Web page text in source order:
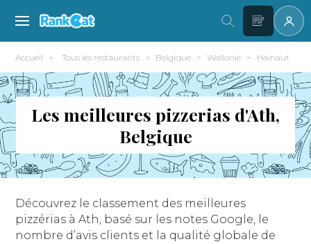
Accueil Tous les restaurants Belgique Wallonie Hainaut
Les meilleures pizzerias d'Ath,
Belgique
Découvrez le classement des meilleures
pizzérias à Ath, basé sur les notes Google, le
nombre d’avis clients et la qualité globale de